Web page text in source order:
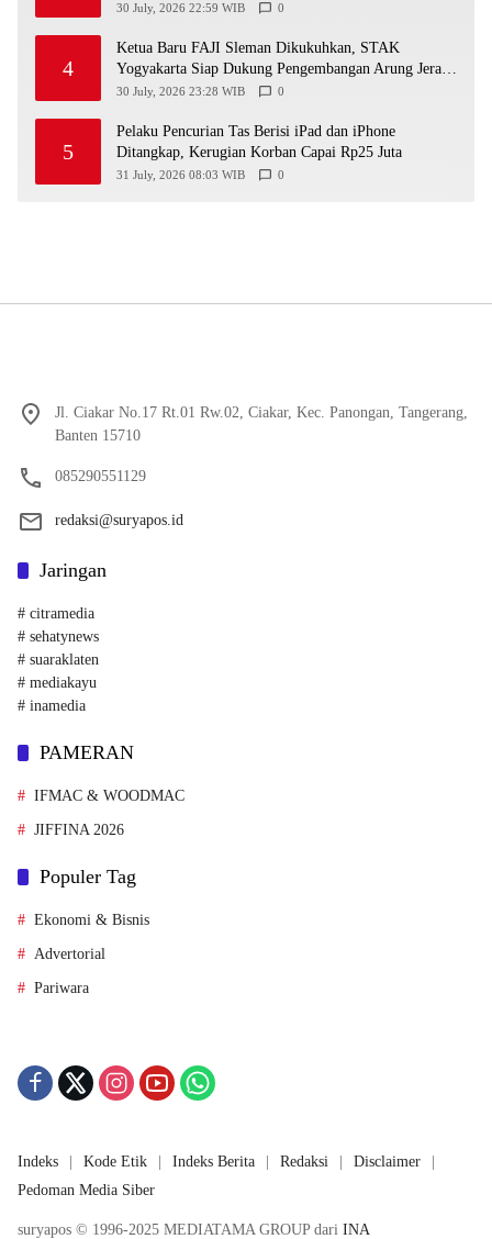
30 July, 2026 22:59 WIB 0
4
Ketua Baru FAJI Sleman Dikukuhkan, STAK
Yogyakarta Siap Dukung Pengembangan Arung Jeram
DIY
30 July, 2026 23:28 WIB 0
5
Pelaku Pencurian Tas Berisi iPad dan iPhone
Ditangkap, Kerugian Korban Capai Rp25 Juta
31 July, 2026 08:03 WIB 0
Jl. Ciakar No.17 Rt.01 Rw.02, Ciakar, Kec. Panongan, Tangerang,
Banten 15710
085290551129
redaksi@suryapos.id
Jaringan
# citramedia
# sehatynews
# suaraklaten
# mediakayu
# inamedia
PAMERAN
IFMAC & WOODMAC
JIFFINA 2026
Populer Tag
Ekonomi & Bisnis
Advertorial
Pariwara
Indeks Kode Etik Indeks Berita Redaksi
Disclaimer
Pedoman Media Siber
suryapos © 1996-2025 MEDIATAMA GROUP dari INA